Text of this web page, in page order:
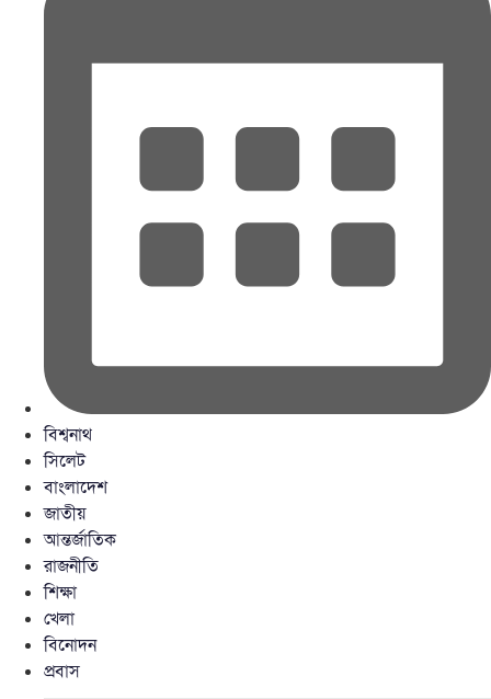
বিশ্বনাথ
সিলেট
বাংলাদেশ
জাতীয়
আন্তর্জাতিক
রাজনীতি
শিক্ষা
খেলা
বিনোদন
প্রবাস